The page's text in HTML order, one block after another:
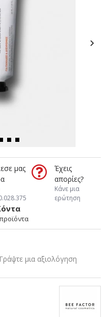
μας
Έχεις
απορίες?
Κάνε μια
ερώτηση
Γράψτε μια αξιολόγηση